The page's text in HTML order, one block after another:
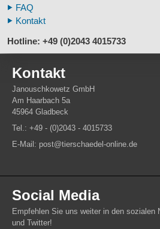
FAQ
Kontakt
Hotline: +49 (0)2043 4015733
Kontakt
Janouschkowetz GmbH
Am Haarbach 5a
45964 Gladbeck
Tel.: +49 - (0)2043 - 4015733
E-Mail: post@tierschaedel-online.de
Social Media
Empfehlen Sie uns weiter in den sozialen
und Twitter!